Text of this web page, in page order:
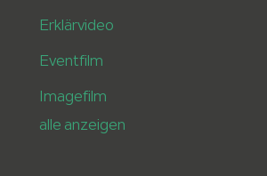
Erklärvideo
Eventfilm
Imagefilm
alle anzeigen